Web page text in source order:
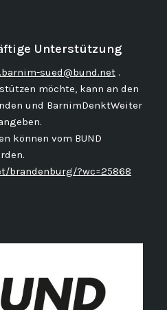
Unterstützung
sued@bund.net .
möchte, kann an den
und BarnimDenktWeiter
können vom BUND
brandenburg/?wc=25868